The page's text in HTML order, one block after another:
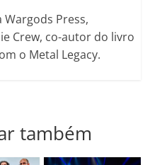
Press,
Crew, co-autor do livro
o Metal Legacy.
também